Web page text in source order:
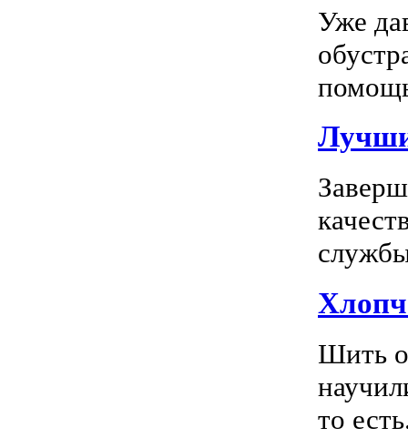
Уже
Шить
то